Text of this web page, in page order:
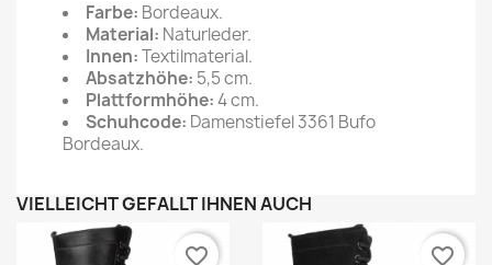
Farbe: Bordeaux.
Material: Naturleder.
Innen:Textilmaterial.
Absatzhöhe: 5,5 cm.
Plattformhöhe:4 cm.
Schuhcode: Damenstiefel 3361 Bufo
Bordeaux.
VIELLEICHT GEFÄLLT IHNEN AUCH
favorite_border favorite_border